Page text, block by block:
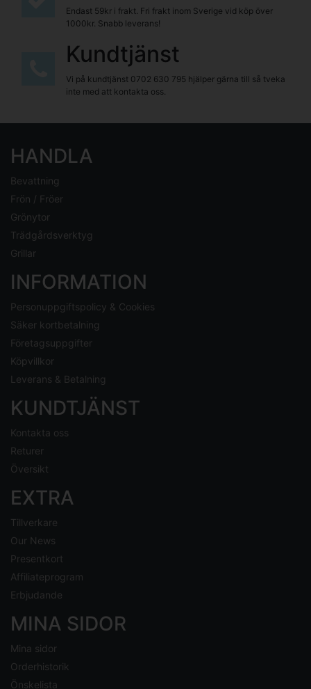
Endast 59kr i frakt. Fri frakt inom Sverige vid köp över
1000kr. Snabb leverans!
Kundtjänst
Vi på kundtjänst 0702 630 795 hjälper gärna till så tveka
inte med att kontakta oss.
HANDLA
Bevattning
Frön / Fröer
Grönytor
Trädgårdsverktyg
Grillar
INFORMATION
Personuppgiftspolicy & Cookies
Säker kortbetalning
Företagsuppgifter
Köpvillkor
Leverans & Betalning
KUNDTJÄNST
Kontakta oss
Returer
Översikt
EXTRA
Tillverkare
Our News
Presentkort
Affiliateprogram
Erbjudande
MINA SIDOR
Mina sidor
Orderhistorik
Önskelista